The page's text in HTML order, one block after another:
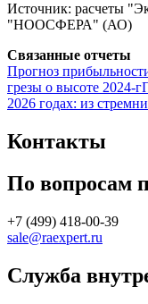
Источник: расчеты
"НООСФЕРА" (АО)
Связанные отчеты
Прогноз
грезы о высоте 2024-г
2026 годах: из
Контакты
По вопросам
+7 (499) 418-00-39
sale@raexpert.ru
Служба